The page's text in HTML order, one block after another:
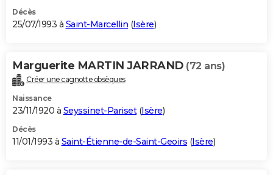
Décès
25/07/1993 à Saint-Marcellin (Isère)
Marguerite MARTIN JARRAND (72 ans)
Créer une cagnotte obsèques
Naissance
23/11/1920 à Seyssinet-Pariset(Isère)
Décès
11/01/1993 à Saint-Étienne-de-Saint-Geoirs (Isère)